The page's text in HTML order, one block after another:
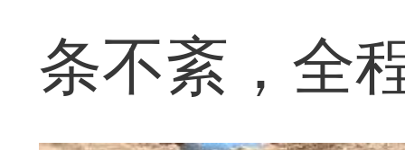
条不紊，全